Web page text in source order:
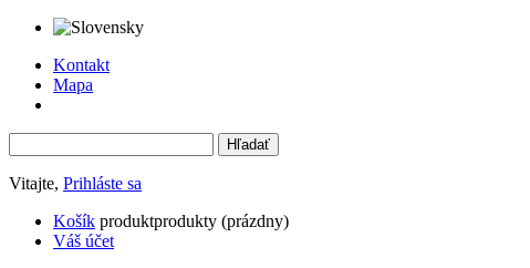
Kontakt
Mapa
Vitajte, Prihláste sa
Košík produktprodukty (prázdny)
Váš účet